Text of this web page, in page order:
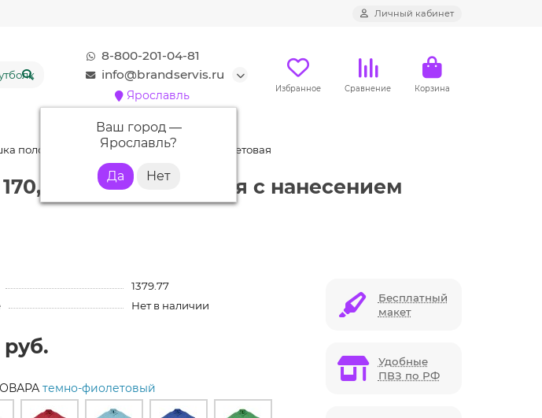
Личный кабинет
8-800-201-04-81
info@brandservis.ru
Ярославль
Ваш город —
Ярославль?
Избранное Сравнение Корзина
поло мужская SUMMER 170, темно-фиолетовая
темно-фиолетовая с нанесением
1379.77
Нет в наличии
руб.
темно-фиолетовый
Бесплатный
макет
Удобные
ПВЗ по РФ